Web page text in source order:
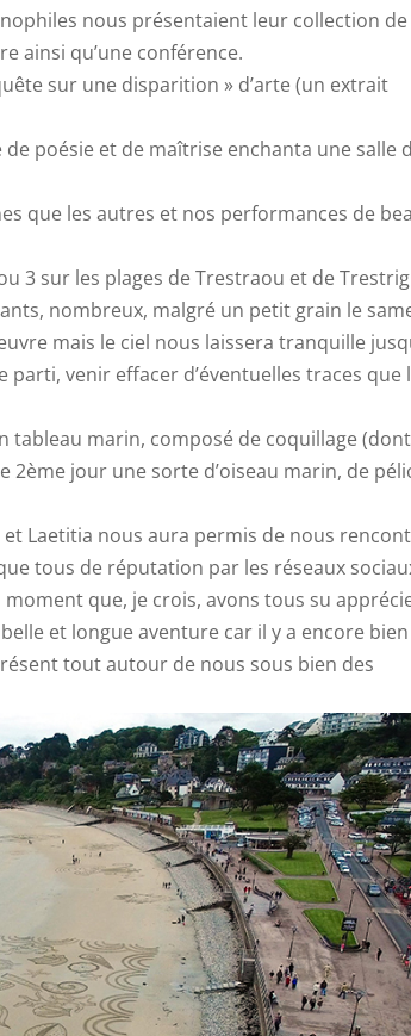
nous présentaient leur collection de
ainsi qu’une conférence.
sur une disparition » d’arte (un extrait
de poésie et de maîtrise enchanta une salle
que les autres et nos performances de
3 sur les plages de Trestraou et de
nombreux, malgré un petit grain le
mais le ciel nous laissera tranquille
venir effacer d’éventuelles traces que
tableau marin, composé de coquillage
jour une sorte d’oiseau marin, de
Laetitia nous aura permis de nous
tous de réputation par les réseaux
que, je crois, avons tous su
et longue aventure car il y a encore
tout autour de nous sous bien des